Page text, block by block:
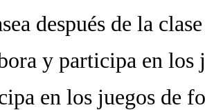
después de la
y participa en los
en los juegos de